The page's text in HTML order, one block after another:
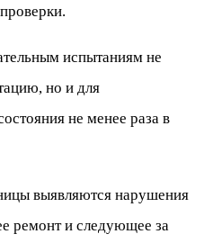
испытаниям не
но и для
не менее раза в
выявляются нарушения
ремонт и следующее за